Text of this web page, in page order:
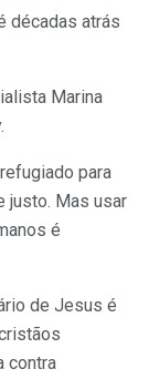
décadas atrás
Marina
para
justo. Mas usar
é
de Jesus é
contra